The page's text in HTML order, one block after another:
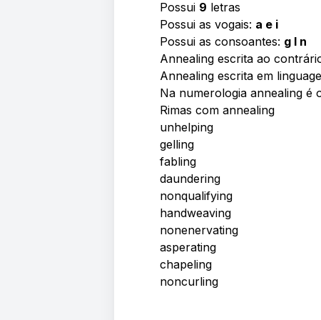
Possui 9 letras
Possui as vogais: a e i
Possui as consoantes: g l n
Annealing escrita ao
Annealing escrita em
Na numerologia annealing é
Rimas com annealing
unhelping
gelling
fabling
daundering
nonqualifying
handweaving
nonenervating
asperating
chapeling
noncurling